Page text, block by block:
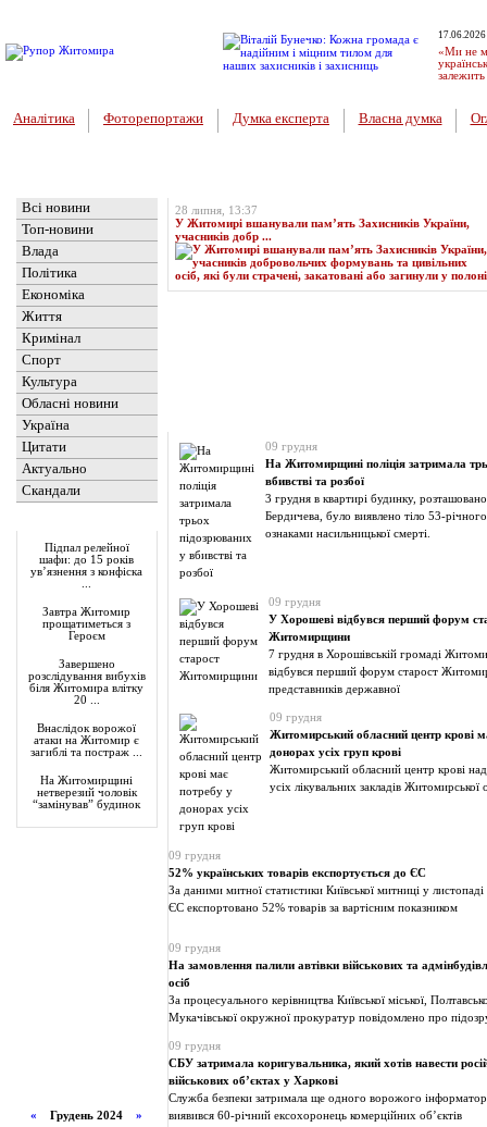
«Ми не
Аналітика Фоторепортажи Думка експерта Власна думка
Всі новини
Топ-новини
Влада
Політика
Економіка
Життя
Кримінал
Спорт
Культура
Обласні новини
Україна
Цитати
Актуально
Скандали
Підпал релейної
шафи: до 15 років
ув’язнення з конфіска
Завтра Житомир
прощатиметься з
Героєм
Завершено
розслідування вибухів
біля Житомира влітку
20 ...
Внаслідок ворожої
атаки на Житомир є
загиблі та постраж ...
На Житомирщині
нетверезий чоловік
“замінував” будинок
« Грудень 2024 »
28 липня, 13:37
У Житомирі вшанували пам’ять Захисників України,
учасників добр ...
09 грудня
На Житомирщині поліція затримала
вбивстві та розбої
3 грудня в квартирі будинку,
Бердичева, було виявлено тіло 53-
ознаками насильницької смерті.
09 грудня
У Хорошеві відбувся перший форум
Житомирщини
7 грудня в Хорошівській громаді
відбувся перший форум старост
представників державної
09 грудня
Житомирський обласний центр крові
донорах усіх груп крові
Житомирський обласний центр крові
усіх лікувальних закладів Житомирської
09 грудня
52% українських товарів експортується до ЄС
За даними митної статистики Київської митниці у
ЄС експортовано 52% товарів за вартісним показником
09 грудня
На замовлення палили автівки військових та
осіб
За процесуального керівництва Київської міської,
Мукачівської окружної прокуратур повідомлено про
09 грудня
СБУ затримала коригувальника, який хотів навести
військових об’єктах у Харкові
Служба безпеки затримала ще одного ворожого
виявився 60-річний ексохоронець комерційних об’єктів